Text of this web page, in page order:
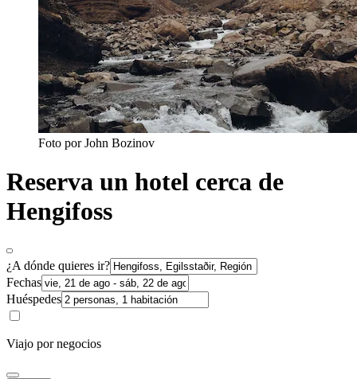
Foto por John Bozinov
Reserva un hotel cerca de
Hengifoss
¿A dónde quieres ir?
Fechas
Huéspedes
Viajo por negocios